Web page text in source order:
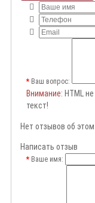
Ваш вопрос:
Внимание: HTML
текст!
Нет отзывов об этом
Написать отзыв
Ваше имя: